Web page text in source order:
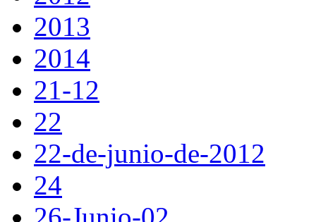
2013
2014
21-12
22
22-de-junio-de-2012
24